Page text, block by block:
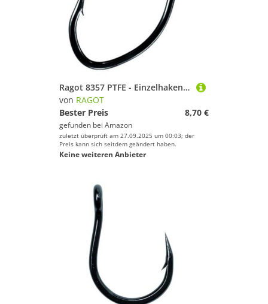
Ragot 8357 PTFE - Einzelhaken, Größe/Packungsinhalt:Gr. 9/0 / 3 Stück
von RAGOT
Bester Preis
8,70 €
gefunden bei Amazon
zuletzt überprüft am 27.09.2025 um 00:03; der
Preis kann sich seitdem geändert haben.
Keine weiteren Anbieter